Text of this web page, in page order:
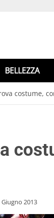
BELLEZZA
costume,
Giugno 2013